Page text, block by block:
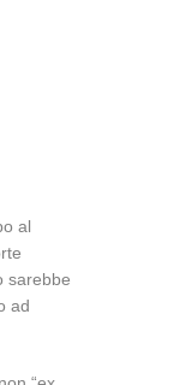
al
sarebbe
ad